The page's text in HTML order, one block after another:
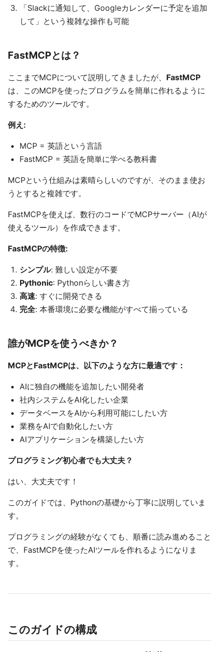
「Slackに通知して、Googleカレンダーに予定を追加
して」という複雑な操作も可能
FastMCPとは？
ここまでMCPについて説明してきましたが、 FastMCP
は、このMCPを使ったプログラムを簡単に作れるように
するためのツールです。
例え:
MCP = 英語という言語
FastMCP = 英語を簡単に学べる教科書
MCPという仕組みは素晴らしいのですが、そのまま使お
うとすると複雑です。
FastMCPを使えば、数行のコードでMCPサーバー（AIが
使えるツール）を作成できます。
FastMCPの特徴:
シンプル: 難しい設定が不要
Pythonic: Pythonらしい書き方
高速: すぐに開発できる
完全: 本番環境に必要な機能がすべて揃っている
誰がMCPを使うべきか？
MCPとFastMCPは、以下のような方に最適です：
AIに独自の機能を追加したい開発者
社内システムをAI化したい企業
データベースをAIから利用可能にしたい方
業務をAIで自動化したい方
AIアプリケーションを構築したい方
プログラミング初心者でも大丈夫？
はい、大丈夫です！
このガイドでは、Pythonの基礎から丁寧に説明していま
す。
プログラミングの経験がなくても、順番に読み進めること
で、FastMCPを使ったAIツールを作れるようになりま
す。
このガイドの構成